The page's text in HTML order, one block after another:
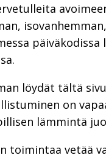
löydät tältä
on
lämmintä
toimintaa vetää